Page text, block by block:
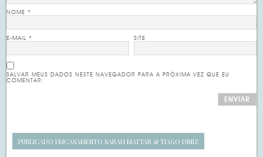
NOME*
E-MAIL* SITE
SALVAR MEUS DADOS NESTE NAVEGADOR PARA A PRÓXIMA VEZ QUE EU
COMENTAR.
PUBLICADO EMCASAMENTO SARAH MATTAR & TIAGO DINIZ